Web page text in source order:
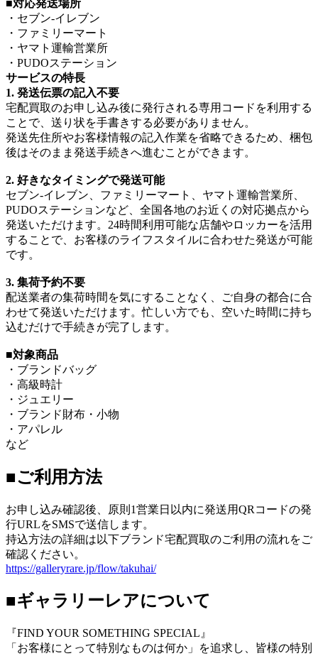
■対応発送場所
・セブン‐イレブン
・ファミリーマート
・ヤマト運輸営業所
・PUDOステーション
サービスの特長
1. 発送伝票の記入不要
宅配買取のお申し込み後に発行される専用コードを利用する
ことで、送り状を手書きする必要がありません。
発送先住所やお客様情報の記入作業を省略できるため、梱包
後はそのまま発送手続きへ進むことができます。
2. 好きなタイミングで発送可能
セブン‐イレブン、ファミリーマート、ヤマト運輸営業所、
PUDOステーションなど、全国各地のお近くの対応拠点から
発送いただけます。24時間利用可能な店舗やロッカーを活用
することで、お客様のライフスタイルに合わせた発送が可能
です。
3. 集荷予約不要
配送業者の集荷時間を気にすることなく、ご自身の都合に合
わせて発送いただけます。忙しい方でも、空いた時間に持ち
込むだけで手続きが完了します。
■対象商品
・ブランドバッグ
・高級時計
・ジュエリー
・ブランド財布・小物
・アパレル
など
■ご利用方法
お申し込み確認後、原則1営業日以内に発送用QRコードの発
行URLをSMSで送信します。
持込方法の詳細は以下ブランド宅配買取のご利用の流れをご
確認ください。
https://galleryrare.jp/flow/takuhai/
■ギャラリーレアについて
『FIND YOUR SOMETHING SPECIAL』
「お客様にとって特別なものは何か」を追求し、皆様の特別